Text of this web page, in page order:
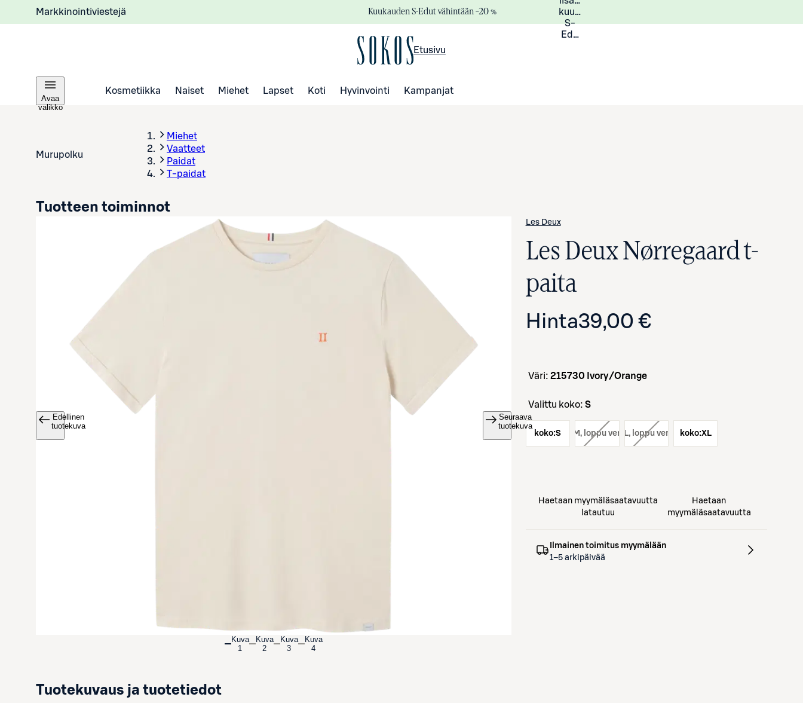
Markkinointiviestejä Kuukauden S-Edut vähintään –20 %
kuukauden
S-
Eduista
Etusivu
Avaa
valikko
Kosmetiikka Naiset Miehet Lapset Koti Hyvinvointi Kampanjat
Murupolku
Miehet
Vaatteet
Paidat
T-paidat
Edellinen
tuotekuva
Seuraava
tuotekuva
Kuva
1
Kuva
2
Kuva
3
Kuva
4
Les Deux
Les Deux Nørregaard t-
paita
Hinta39,00 €
Tuotteen toiminnot
väri: 215730 Ivory/Orange
Valittu koko: S
koko:S
koko: M, loppu verkosta
koko: L, loppu verkostakoko:XL
Haetaan myymäläsaatavuutta
latautuu
Haetaan
myymäläsaatavuutta
Ilmainen toimitus myymälään
1–5 arkipäivää
Tuotekuvaus ja tuotetiedot